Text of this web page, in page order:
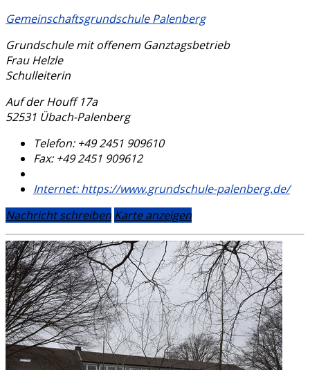
Gemeinschaftsgrundschule Palenberg
Grundschule mit offenem Ganztagsbetrieb
Frau Helzle
Schulleiterin
Auf der Houff 17a
52531 Übach-Palenberg
Telefon: +49 2451 909610
Fax: +49 2451 909612
Internet:https://www.grundschule-palenberg.de/
Nachricht schreiben Karte anzeigen